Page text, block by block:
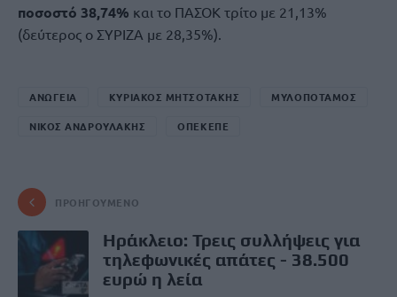
ποσοστό 38,74% και το ΠΑΣΟΚ τρίτο με 21,13%
(δεύτερος ο ΣΥΡΙΖΑ με 28,35%).
ΑΝΩΓΕΙΑ ΚΥΡΙΑΚΟΣ ΜΗΤΣΟΤΑΚΗΣ ΜΥΛΟΠΟΤΑΜΟΣ
ΝΙΚΟΣ ΑΝΔΡΟΥΛΑΚΗΣ ΟΠΕΚΕΠΕ
ΠΡΟΗΓΟΎΜΕΝΟ
Ηράκλειο: Τρεις συλλήψεις για
τηλεφωνικές απάτες - 38.500
ευρώ η λεία